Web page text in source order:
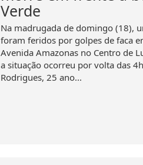
Verde
Na madrugada de domingo (18),
foram feridos por golpes de faca
Avenida Amazonas no Centro de
a situação ocorreu por volta das
Rodrigues, 25 ano...